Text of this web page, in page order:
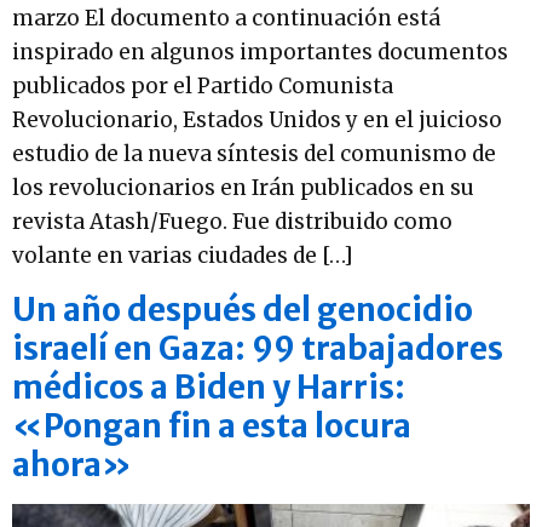
marzo El documento a continuación está
inspirado en algunos importantes documentos
publicados por el Partido Comunista
Revolucionario, Estados Unidos y en el juicioso
estudio de la nueva síntesis del comunismo de
los revolucionarios en Irán publicados en su
revista Atash/Fuego. Fue distribuido como
volante en varias ciudades de […]
Un año después del genocidio
israelí en Gaza: 99 trabajadores
médicos a Biden y Harris:
«Pongan fin a esta locura
ahora»